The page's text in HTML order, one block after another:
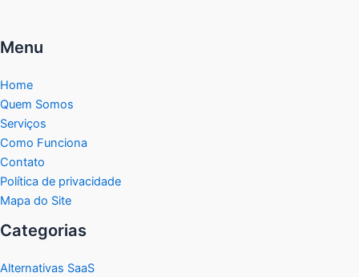
Menu
Home
Quem Somos
Serviços
Como Funciona
Contato
Política de privacidade
Mapa do Site
Categorias
Alternativas SaaS